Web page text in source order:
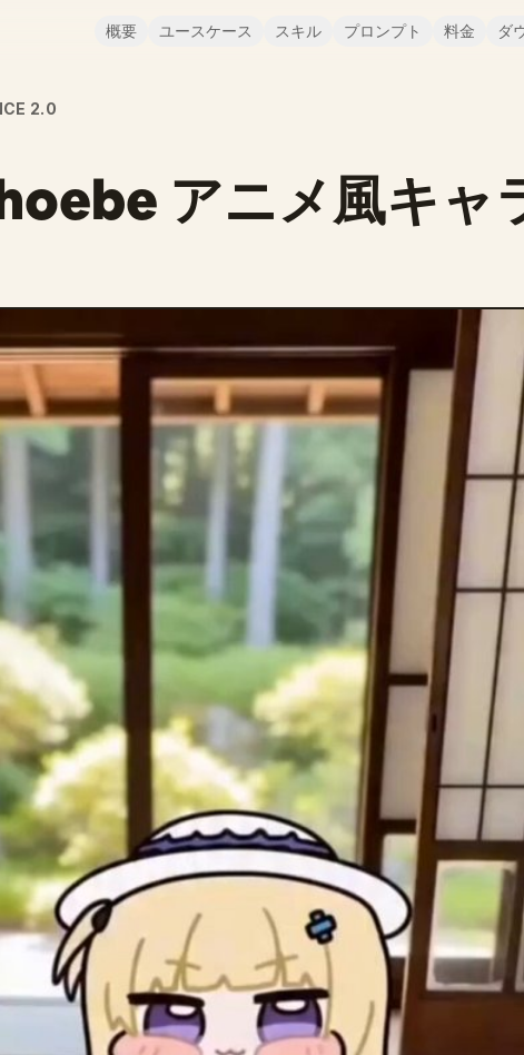
概要 ユースケース スキル プロンプト 料金 ダ
2.0
アニメ風キャ